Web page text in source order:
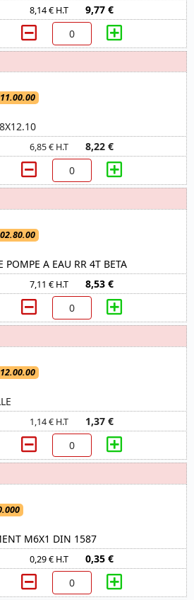
8,14 € H.T 9,77 €
6,85 € H.T 8,22 €
POMPE A EAU RR 4T BETA
7,11 € H.T 8,53 €
1,14 € H.T 1,37 €
M6X1 DIN 1587
0,29 € H.T 0,35 €